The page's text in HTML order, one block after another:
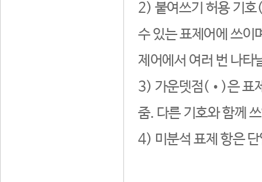
2) 붙여쓰기 허용 기호
수 있는 표제어에 쓰이
제어에서 여러 번 나타
3) 가운뎃점(•)은 표
줌. 다른 기호와 함께
4) 미분석 표제 항은